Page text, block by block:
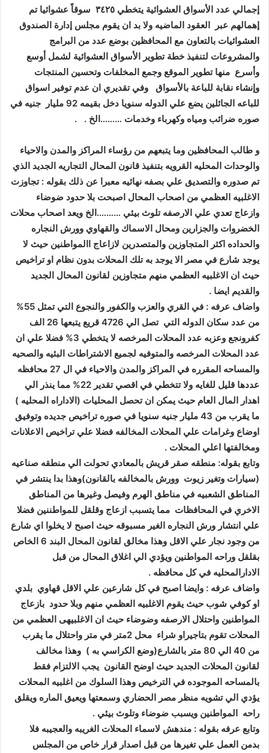
إجمالي عدد الأسواق العشوائية يتخطي ٣٤٢٥ سوقاً عشوائيا تم
إهمالهم عبر العقود الماضيه ولا بد ان يقوم مجلس إدارة الصندوق
العشوائيات بالتعاون مع المحافظين بوضع عدد من البرامج
والمشروعات لتنفيذ خطة تطوير الأسواق العشوائية لشمل أوسع
وأسرع منها تطوير الموقع وجمع المخلفات وتحسين المنتجات
وإنشاء نقابة للباعة بالأسواق وفي تقديري ان عدم توفير اسواق
للباعه الجائلين يضع علي الدوله سنويا دخل بقيمه 92 مليار جنيه في
صوره ضرائب ومياه وكهرباء وخدمات ………الخ . .‬
والوحدات المحليه القرويه بتنفيذ قانون المحال التجاريه الجديد الذي
تم صدوره والتصديق علي بصفه نهائيه معبرا عن ذلك بقوله : تجاوزت
الاغلبيه العظمي من اصحاب المحال اصبحت بلا حدود ضوضاء
وازعاج تعدي علي الارصفه تلوث بيئي ……….الخ ويعد اصحاب محلات
الخضروات والجزارين ومحال الاسماك والقهاوي وورش النجاره
والحداده اكثر المتجاوزين والمتصدرين لازاعاج االمواطنين حيث لا
يوجد شارع في مصر الا يوجد به تلك المحلات بدون نظام او تراخيص
حيث ان الاغلبيه العظمي منهم متجاوزين لقانون المحال الجديد
والقديم ايضا . ‬
من عدد سكان الدوله التي تصل الي 4726 قريع يتبعها 26 الف
كفرونجع وعزبه عدد المحلات المرخصه لا يتخطي 3% فضلا علي ان
عدد المحلات المرخصه والمتوفيه لجميع الاشتراطات البئيه والصحيه
والمساحه المقرره في المراكز والمدن والاحياء في ال 27 محافظه
عددها قليل للغايه ولا تتخطي في اقصي تقدير 22% مما ينذر الي
اهدار المال العام حيث يمكن ان تحصل المحليات (الاداراه المحليه )
ما يقرب من 43 مليار جنيه سنويا في صوره تراخيص جديده وتوفيق
اوضاع وغرامات علي المحلات المخالفه فضلا علي تراخيص الاعلانات
ومخالفتها اعلي المحلات .‬
(سيارات وتغير زيوت وورش بالمخالفه بالقانون)وهذا بدا ينتشر في
المناطق الشعبيه في مناطق الهرم وفيصل وغيرها من المناطق
الاخري في المحافظات مما يتسبب ازعاج وقلقل للمواطننين فضلا
علي انتشار ورش النجاره الغير مسبوقه حيث اصبح لا يخلوا اي شارع
من وجود نجار علي الاقل وهذا مخالق لقانون المحال البند 6 الخاص
بقلقل وراحه المواطنين ويؤدي الي اغلاق المحال من قبل
الادارالمحليه في كل محافظه .‬
او كوفي شوب حيث يقوم الاغلبيه العظمي منهم وبلا حدود بازعاج
المواطنين واحتلال الارصفه وضوضاء حيث ان الاغلبيهى العظمي من
المحلات تقوم بتاجيراو شراء محل 2متر في متر واحتلال ما يقرب
من 40 الي 80 متر بالشارع(وضع الكراسي به ) وهذا مخالف
لقانون المحلات الجديد حيث اوضح القانون يجب الالتزام فقط
بالمساحه الموجوده في الترخيص وهذا السلوك من اغلبيه المحلات
يؤدي الي تشويه منظر مصر الحضاري وسمعتها ويعيق الماره ويقلق
راحه المواطنين ويسبب ضوضاء وتلوث بيئي .‬
بدمن العمل علي تغيرها من قبل اصدار قرار خاص من المجلس